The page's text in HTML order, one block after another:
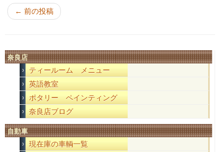
← 前の投稿
奈良店
ティールーム メニュー
英語教室
ポタリー ペインティング
奈良店ブログ
自動車
現在庫の車輌一覧